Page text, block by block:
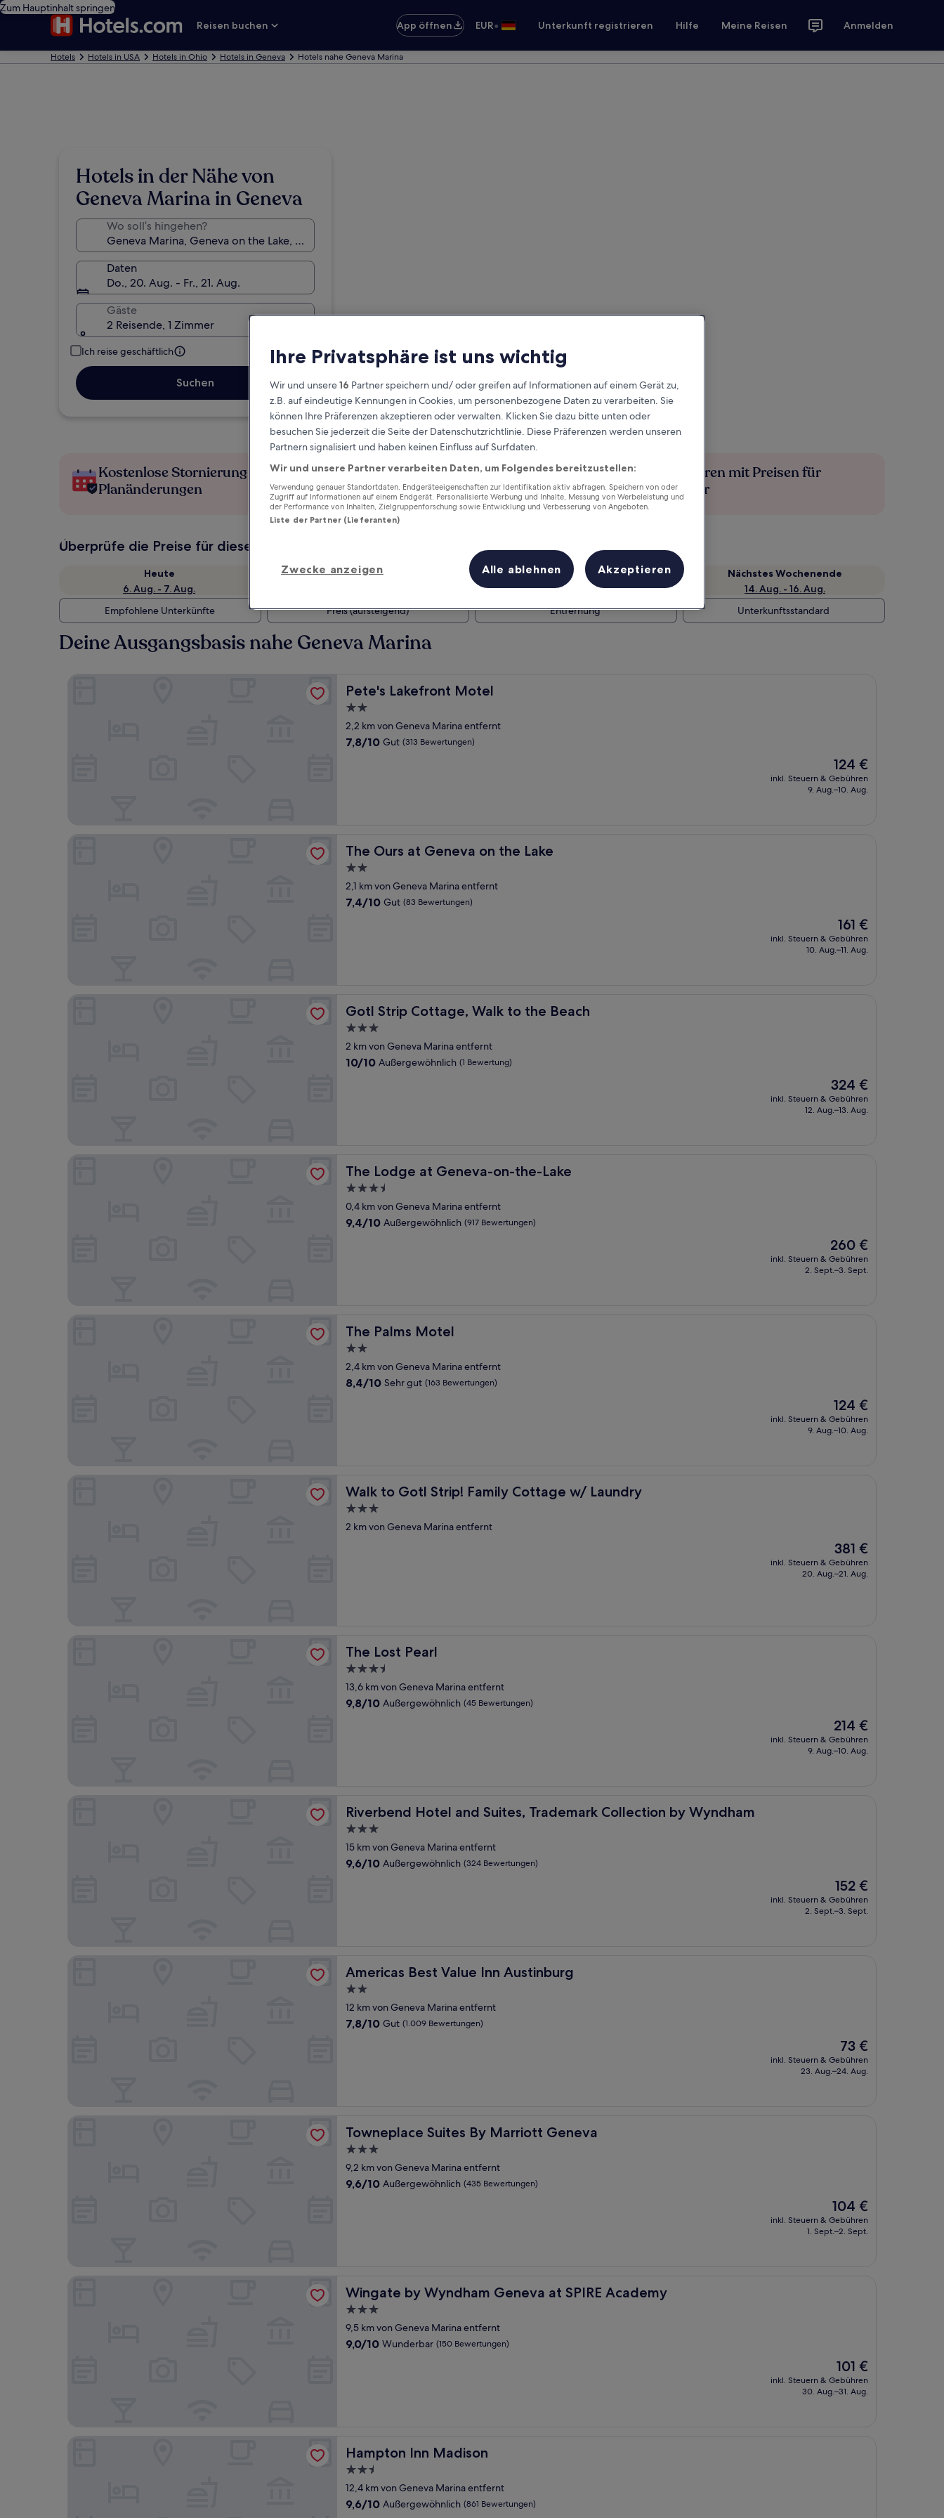
Zum Hauptinhalt springen
Reisen buchen
App öffnen EUR• Unterkunft registrieren Hilfe Meine Reisen Anmelden
Hotels Hotels in USA Hotels in Ohio Hotels in Geneva Hotels nahe Geneva Marina
Hotels in der Nähe von
Geneva Marina in Geneva
Wo soll’s hingehen?
Daten
Do., 20. Aug. - Fr., 21. Aug.
Gäste
2 Reisende, 1 Zimmer
Ich reise geschäftlich
Suchen
Kostenlose Stornierung bei
Planänderungen
Verdiene Prämien für jede
wahrgenommene Übernachtung
Mehr sparen mit Preisen für
Mitglieder
Überprüfe die Preise für diese Daten
Heute
6. Aug. - 7. Aug.
Morgen
Dieses Wochenende
7. Aug. - 9. Aug.
Nächstes Wochenende
14. Aug. - 16. Aug.
Empfohlene Unterkünfte
Preis (aufsteigend) Entfernung Unterkunftsstandard
Deine Ausgangsbasis nahe Geneva Marina
Pete's Lakefront Motel
Pete's Lakefront Motel
2.0-
Sterne-
Unterkunft
2,2 km von Geneva Marina entfernt
7.8
7,8/10 Gut (313 Bewertungen)
Der
Preis
beträgt
124 €
inkl. Steuern & Gebühren
9. Aug.–10. Aug.
The Ours at Geneva on the Lake
The Ours at Geneva on the Lake
2.0-
Sterne-
Unterkunft
2,1 km von Geneva Marina entfernt
7.4
7,4/10 Gut (83 Bewertungen)
Der
Preis
beträgt
161 €
inkl. Steuern & Gebühren
10. Aug.–11. Aug.
Gotl Strip Cottage, Walk to the Beach
Gotl Strip Cottage, Walk to the Beach
3.0-
Sterne-
Unterkunft
2 km von Geneva Marina entfernt
10.0
10/10 Außergewöhnlich (1 Bewertung)
Der
Preis
beträgt
324 €
inkl. Steuern & Gebühren
12. Aug.–13. Aug.
The Lodge at Geneva-on-the-Lake
The Lodge at Geneva-on-the-Lake
3.5-
Sterne-
Unterkunft
0,4 km von Geneva Marina entfernt
9.4
9,4/10 Außergewöhnlich (917 Bewertungen)
Der
Preis
beträgt
260 €
inkl. Steuern & Gebühren
2. Sept.–3. Sept.
The Palms Motel
The Palms Motel
2.0-
Sterne-
Unterkunft
2,4 km von Geneva Marina entfernt
8.4
8,4/10 Sehr gut (163 Bewertungen)
Der
Preis
beträgt
124 €
inkl. Steuern & Gebühren
9. Aug.–10. Aug.
Walk to Gotl Strip! Family Cottage w/ Laundry
Walk to Gotl Strip! Family Cottage w/ Laundry
3.0-
Sterne-
2 km von Geneva Marina entfernt
Der
Preis
beträgt
381 €
inkl. Steuern & Gebühren
20. Aug.–21. Aug.
The Lost Pearl
The Lost Pearl
3.5-
Sterne-
Unterkunft
13,6 km von Geneva Marina entfernt
9.8
9,8/10 Außergewöhnlich (45 Bewertungen)
Der
Preis
beträgt
214 €
inkl. Steuern & Gebühren
9. Aug.–10. Aug.
Riverbend Hotel and Suites, Trademark Collection by Wyndham
Riverbend Hotel and Suites, Trademark Collection by Wyndham
3.0-
Sterne-
Unterkunft
15 km von Geneva Marina entfernt
9.6
9,6/10 Außergewöhnlich (324 Bewertungen)
Der
Preis
beträgt
152 €
inkl. Steuern & Gebühren
2. Sept.–3. Sept.
Riverbend Hotel and Suites, Trademark Collection by Wyndham
Americas Best Value Inn Austinburg
Americas Best Value Inn Austinburg
2.0-
Sterne-
Unterkunft
12 km von Geneva Marina entfernt
7.8
7,8/10 Gut (1.009 Bewertungen)
Der
Preis
beträgt
73 €
inkl. Steuern & Gebühren
23. Aug.–24. Aug.
Towneplace Suites By Marriott Geneva
Towneplace Suites By Marriott Geneva
3.0-
Sterne-
Unterkunft
9,2 km von Geneva Marina entfernt
9.6
9,6/10 Außergewöhnlich (435 Bewertungen)
Der
Preis
beträgt
104 €
inkl. Steuern & Gebühren
1. Sept.–2. Sept.
Wingate by Wyndham Geneva at SPIRE Academy
Wingate by Wyndham Geneva at SPIRE Academy
3.0-
Sterne-
Unterkunft
9,5 km von Geneva Marina entfernt
9.0
9,0/10 Wunderbar (150 Bewertungen)
Der
Preis
beträgt
101 €
inkl. Steuern & Gebühren
30. Aug.–31. Aug.
Wingate by Wyndham Geneva at SPIRE Academy
Hampton Inn Madison
Hampton Inn Madison
2.5-
Sterne-
Unterkunft
12,4 km von Geneva Marina entfernt
9.6
9,6/10 Außergewöhnlich (861 Bewertungen)
Ihre Privatsphäre ist uns wichtig
Wir und unsere16 Partner speichern und/ oder greifen auf Informationen auf einem Gerät zu,
z.B. auf eindeutige Kennungen in Cookies, um personenbezogene Daten zu verarbeiten. Sie
können Ihre Präferenzen akzeptieren oder verwalten. Klicken Sie dazu bitte unten oder
besuchen Sie jederzeit die Seite der Datenschutzrichtlinie. Diese Präferenzen werden unseren
Partnern signalisiert und haben keinen Einfluss auf Surfdaten.
Wir und unsere Partner verarbeiten Daten, um Folgendes bereitzustellen:
Verwendung genauer Standortdaten. Endgeräteeigenschaften zur Identifikation aktiv abfragen. Speichern von oder
Zugriff auf Informationen auf einem Endgerät. Personalisierte Werbung und Inhalte, Messung von Werbeleistung und
der Performance von Inhalten, Zielgruppenforschung sowie Entwicklung und Verbesserung von Angeboten.
Liste der Partner (Lieferanten)
Zwecke anzeigen Alle ablehnen Akzeptieren